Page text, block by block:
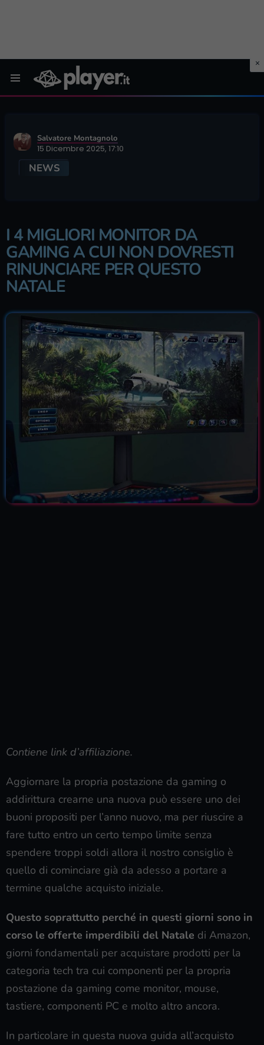
Salvatore Montagnolo
15 Dicembre 2025, 17:10
NEWS
I 4 MIGLIORI MONITOR DA
GAMING A CUI NON DOVRESTI
RINUNCIARE PER QUESTO
NATALE
Contiene link d’affiliazione.
Aggiornare la propria postazione da gaming o
addirittura crearne una nuova può essere uno dei
buoni propositi per l’anno nuovo, ma per riuscire a
fare tutto entro un certo tempo limite senza
spendere troppi soldi allora il nostro consiglio è
quello di cominciare già da adesso a portare a
termine qualche acquisto iniziale.
Questo soprattutto perché in questi giorni sono in
corso le offerte imperdibili del Natale di Amazon,
giorni fondamentali per acquistare prodotti per la
categoria tech tra cui componenti per la propria
postazione da gaming come monitor, mouse,
tastiere, componenti PC e molto altro ancora.
In particolare in questa nuova guida all’acquisto